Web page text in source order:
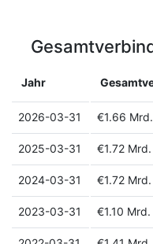
Jahr
2026-03-31 €1.66 Mrd.
2025-03-31 €1.72 Mrd.
2024-03-31 €1.72 Mrd.
2023-03-31 €1.10 Mrd.